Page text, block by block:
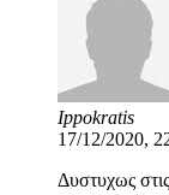
Ippokratis
17/12/2020,
Δυστυχως